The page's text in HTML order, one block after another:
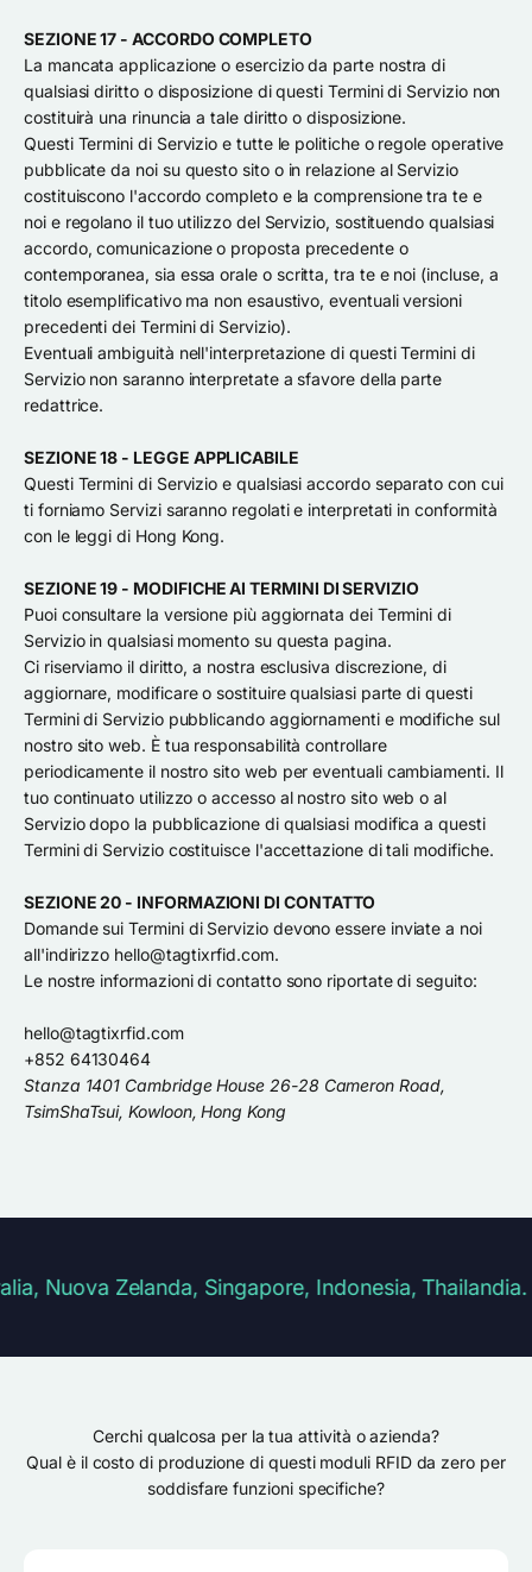
SEZIONE 17 - ACCORDO COMPLETO
La mancata applicazione o esercizio da parte nostra di
qualsiasi diritto o disposizione di questi Termini di Servizio non
costituirà una rinuncia a tale diritto o disposizione.
Questi Termini di Servizio e tutte le politiche o regole operative
pubblicate da noi su questo sito o in relazione al Servizio
costituiscono l'accordo completo e la comprensione tra te e
noi e regolano il tuo utilizzo del Servizio, sostituendo qualsiasi
accordo, comunicazione o proposta precedente o
contemporanea, sia essa orale o scritta, tra te e noi (incluse, a
titolo esemplificativo ma non esaustivo, eventuali versioni
precedenti dei Termini di Servizio).
Eventuali ambiguità nell'interpretazione di questi Termini di
Servizio non saranno interpretate a sfavore della parte
redattrice.
SEZIONE 18 - LEGGE APPLICABILE
Questi Termini di Servizio e qualsiasi accordo separato con cui
ti forniamo Servizi saranno regolati e interpretati in conformità
con le leggi di Hong Kong.
SEZIONE 19 - MODIFICHE AI TERMINI DI SERVIZIO
Puoi consultare la versione più aggiornata dei Termini di
Servizio in qualsiasi momento su questa pagina.
Ci riserviamo il diritto, a nostra esclusiva discrezione, di
aggiornare, modificare o sostituire qualsiasi parte di questi
Termini di Servizio pubblicando aggiornamenti e modifiche sul
nostro sito web. È tua responsabilità controllare
periodicamente il nostro sito web per eventuali cambiamenti. Il
tuo continuato utilizzo o accesso al nostro sito web o al
Servizio dopo la pubblicazione di qualsiasi modifica a questi
Termini di Servizio costituisce l'accettazione di tali modifiche.
SEZIONE 20 - INFORMAZIONI DI CONTATTO
Domande sui Termini di Servizio devono essere inviate a noi
all'indirizzo hello@tagtixrfid.com.
Le nostre informazioni di contatto sono riportate di seguito:
hello@tagtixrfid.com
+852 64130464
Stanza 1401 Cambridge House 26-28 Cameron Road,
TsimShaTsui, Kowloon, Hong Kong
Zelanda, Singapore, Indonesia, Thailandia.
Cerchi qualcosa per la tua attività o azienda?
Qual è il costo di produzione di questi moduli RFID da zero per
soddisfare funzioni specifiche?